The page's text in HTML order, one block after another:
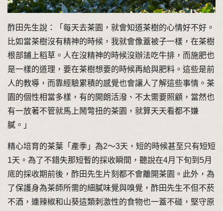
酢田先生說：「每天去茶園，就會知道茶樹的心情好不好。
比如當茶樹沒有精神的時候，我就會像蓋被子一樣，在茶樹
根部鋪上稻草。人在沒精神的時候沒辦法吃牛排，而施肥也
是一樣的道理，要在茶樹想要的時候再給與肥料。這些是前
人的教導，而靠經驗累積的感覺也會讓人了解這些事情。茶
園的個性相當多樣，有的開朗活潑、不太需要照顧，當然也
有一放著不管就馬上鬧彆扭的茶園，就算天天看都不嫌
膩。」
精心培育的茶葉「產季」為2～3天，短的時候甚至只有短短
1天。為了不錯失那短暫的採收瞬間，聽說在4月下旬到5月
底的採收期前後，酢田先生片刻都不會離開茶園。此外，為
了保護身為茶師所需的細膩味覺與嗅覺，酢田先生不但不菸
不酒，連辣椒和山葵這類刺激性的食物也一蓋不碰，堅守原